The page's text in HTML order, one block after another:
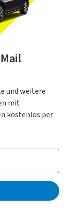
und weitere
mit
kostenlos per